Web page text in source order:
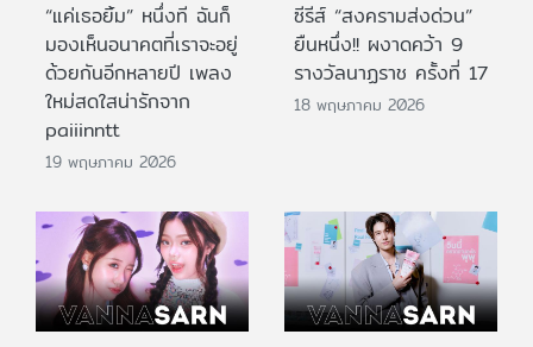
“แค่เธอยิ้ม” หนึ่งที ฉันก็
มองเห็นอนาคตที่เราจะอยู่
ด้วยกันอีกหลายปี เพลง
ใหม่สดใสน่ารักจาก
paiiinntt
19 พฤษภาคม 2026
ซีรีส์ “สงครามส่งด่วน”
ยืนหนึ่ง!! ผงาดคว้า 9
รางวัลนาฏราช ครั้งที่ 17
18 พฤษภาคม 2026